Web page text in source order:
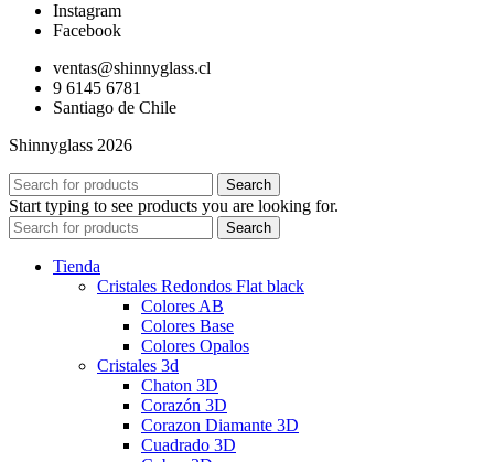
Instagram
Facebook
ventas@shinnyglass.cl
9 6145 6781
Santiago de Chile
Shinnyglass 2026
Search
Start typing to see products you are looking for.
Search
Tienda
Cristales Redondos Flat black
Colores AB
Colores Base
Colores Opalos
Cristales 3d
Chaton 3D
Corazón 3D
Corazon Diamante 3D
Cuadrado 3D